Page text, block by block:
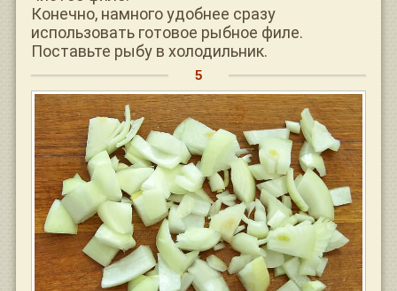
Конечно, намного удобнее сразу
использовать готовое рыбное филе.
Поставьте рыбу в холодильник.